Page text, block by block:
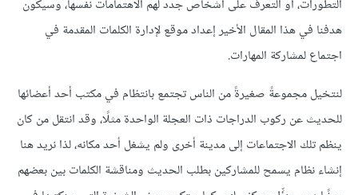
التطورات، أو التعرف على أشخاص جدد لهم الاهتمامات نفسها، وسيكون
هدفنا في هذا المقال الأخير إعداد موقع لإدارة الكلمات المقدمة في
اجتماع لمشاركة المهارات.
لنتخيل مجموعةً صغيرةً من الناس تجتمع بانتظام في مكتب أحد أعضائها
للحديث عن ركوب الدراجات ذات العجلة الواحدة مثلًا، وقد انتقل من كان
ينظم تلك الاجتماعات إلى مدينة أخرى ولم يشغل أحد مكانه، لذا نريد هنا
إنشاء نظام يسمح للمشاركين بطلب الحديث ومناقشة الكلمات بين بعضهم